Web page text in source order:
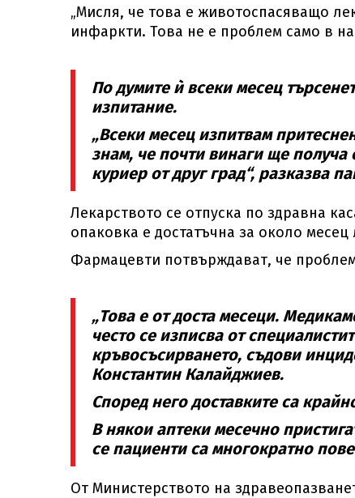
„Мисля, че това е животоспасяващо
инфаркти. Това не е проблем само в
По думите ѝ всеки месец
изпитание.
„Всеки месец изпитвам
знам, че почти винаги ще
куриер от друг град“, разказва
Лекарството се отпуска по здравна
опаковка е достатъчна за около месец
Фармацевти потвърждават, че
„Това е от доста месеци.
често се изписва от
кръвосъсирването, съдови
Константин Калайджиев.
Според него доставките са
В някои аптеки месечно
се пациенти са многократно
От Министерството на